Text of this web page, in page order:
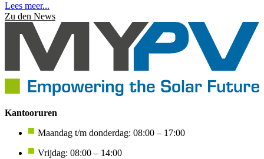
Lees meer...
Zu den News
Kantooruren
Maandag t/m donderdag: 08:00 – 17:00
Vrijdag: 08:00 – 14:00